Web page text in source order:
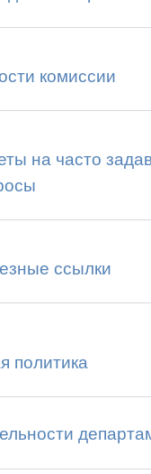
комиссии
на часто
ссылки
политика